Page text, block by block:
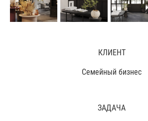
КЛИЕНТ
Семейный бизнес
ЗАДАЧА